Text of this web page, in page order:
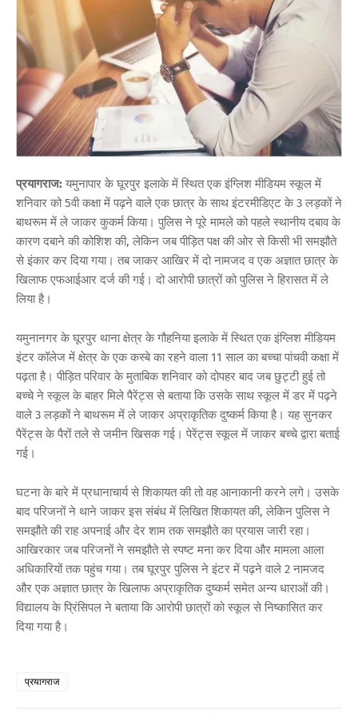
प्रयागराज: यमुनापार के घूरपुर इलाके में स्थित एक इंग्लिश मीडियम स्कूल में
शनिवार को 5वी कक्षा में पढ़ने वाले एक छात्र के साथ इंटरमीडिएट के 3 लड़कों ने
बाथरूम में ले जाकर कुकर्म किया। पुलिस ने पूरे मामले को पहले स्थानीय दबाव के
कारण दबाने की कोशिश की, लेकिन जब पीड़ित पक्ष की ओर से किसी भी समझौते
से इंकार कर दिया गया। तब जाकर आखिर में दो नामजद व एक अज्ञात छात्र के
खिलाफ एफआईआर दर्ज की गई। दो आरोपी छात्रों को पुलिस ने हिरासत में ले
लिया है।
यमुनानगर के घूरपुर थाना क्षेत्र के गौहनिया इलाके में स्थित एक इंग्लिश मीडियम
इंटर कॉलेज में क्षेत्र के एक कस्बे का रहने वाला 11 साल का बच्चा पांचवी कक्षा में
पढ़ता है। पीड़ित परिवार के मुताबिक शनिवार को दोपहर बाद जब छुट्टी हुई तो
बच्चे ने स्कूल के बाहर मिले पैरेंट्स से बताया कि उसके साथ स्कूल में डर में पढ़ने
वाले 3 लड़कों ने बाथरूम में ले जाकर अप्राकृतिक दुष्कर्म किया है। यह सुनकर
पैरेंट्स के पैरों तले से जमीन खिसक गई। पेरेंट्स स्कूल में जाकर बच्चे द्वारा बताई
गई।
घटना के बारे में प्रधानाचार्य से शिकायत की तो वह आनाकानी करने लगे। उसके
बाद परिजनों ने थाने जाकर इस संबंध में लिखित शिकायत की, लेकिन पुलिस ने
समझौते की राह अपनाई और देर शाम तक समझौते का प्रयास जारी रहा।
आखिरकार जब परिजनों ने समझौते से स्पष्ट मना कर दिया और मामला आला
अधिकारियों तक पहुंच गया। तब घूरपुर पुलिस ने इंटर में पढ़ने वाले 2 नामजद
और एक अज्ञात छात्र के खिलाफ अप्राकृतिक दुष्कर्म समेत अन्य धाराओं की।
विद्यालय के प्रिंसिपल ने बताया कि आरोपी छात्रों को स्कूल से निष्कासित कर
दिया गया है।
प्रयागराज